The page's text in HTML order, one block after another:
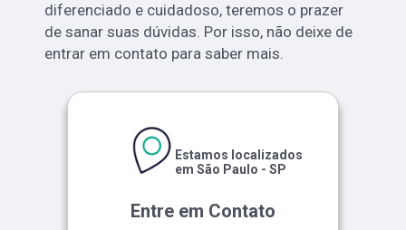
diferenciado e cuidadoso, teremos o prazer
de sanar suas dúvidas. Por isso, não deixe de
entrar em contato para saber mais.
Entre em Contato
Estamos localizados
em São Paulo - SP